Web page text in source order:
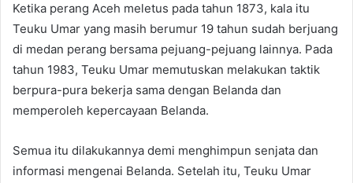
Ketika perang Aceh meletus pada tahun 1873, kala itu
Teuku Umar yang masih berumur 19 tahun sudah berjuang
di medan perang bersama pejuang-pejuang lainnya. Pada
tahun 1983, Teuku Umar memutuskan melakukan taktik
berpura-pura bekerja sama dengan Belanda dan
memperoleh kepercayaan Belanda.
Semua itu dilakukannya demi menghimpun senjata dan
informasi mengenai Belanda. Setelah itu, Teuku Umar